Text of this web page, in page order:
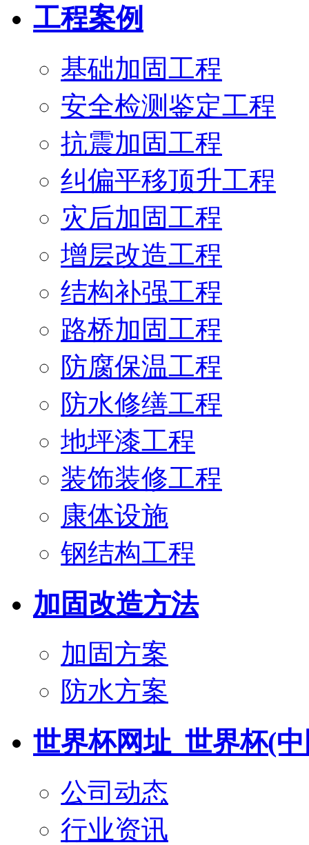
工程案例
基础加固工程
安全检测鉴定工程
抗震加固工程
纠偏平移顶升工程
灾后加固工程
增层改造工程
结构补强工程
路桥加固工程
防腐保温工程
防水修缮工程
地坪漆工程
装饰装修工程
康体设施
钢结构工程
加固改造方法
加固方案
防水方案
世界杯网址_世界杯(
公司动态
行业资讯